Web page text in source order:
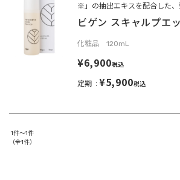
※」の抽出エキスを配合した、
ビゲン スキャルプエ
化粧品 120mL
¥6,900税込
定期 ¥5,900税込
1件～1件
（全1件）